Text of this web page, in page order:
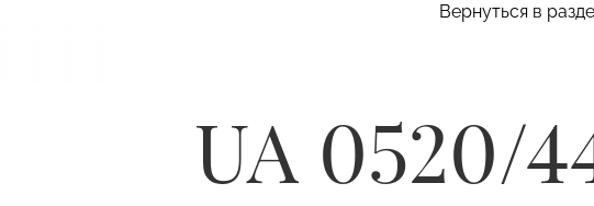
Вернуться в
UA 0520/